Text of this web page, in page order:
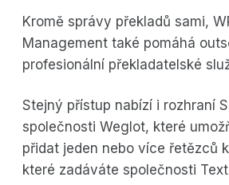
Kromě správy překladů sami,
Management také pomáhá
profesionální překladatelské
Stejný přístup nabízí i rozhraní
společnosti Weglot, které
přidat jeden nebo více řetězců
které zadáváte společnosti